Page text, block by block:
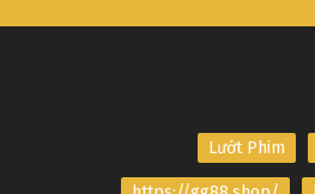
Lướt Phim